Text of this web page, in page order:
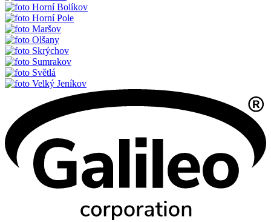
Horní Bolíkov
Horní Pole
Maršov
Olšany
Skrýchov
Sumrakov
Světlá
Velký Jeníkov